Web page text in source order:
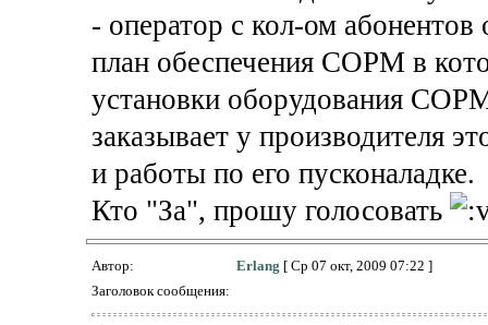
- оператор с кол-ом
план обеспечения СОРМ в
установки оборудования
заказывает у производителя
и работы по его пусконаладке.
Кто "За", прошу голосовать
Автор: Erlang [ Ср 07 окт, 2009 07:22 ]
Заголовок сообщения: